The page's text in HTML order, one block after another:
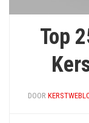
Top
DOOR